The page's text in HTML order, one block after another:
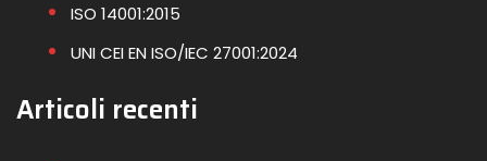
ISO 14001:2015
UNI CEI EN ISO/IEC 27001:2024
Articoli recenti